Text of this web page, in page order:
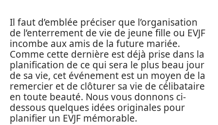
Il faut d’emblée préciser que l’organisation
de l’enterrement de vie de jeune fille ou EVJF
incombe aux amis de la future mariée.
Comme cette dernière est déjà prise dans la
planification de ce qui sera le plus beau jour
de sa vie, cet événement est un moyen de la
remercier et de clôturer sa vie de célibataire
en toute beauté. Nous vous donnons ci-
dessous quelques idées originales pour
planifier un EVJF mémorable.